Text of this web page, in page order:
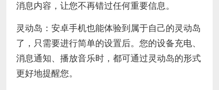
消息内容，让您不再错过任何重要信息。
灵动岛：安卓手机也能体验到属于自己的灵动岛
了，只需要进行简单的设置后。您的设备充电、
消息通知、播放音乐时，都可通过灵动岛的形式
更好地提醒您。